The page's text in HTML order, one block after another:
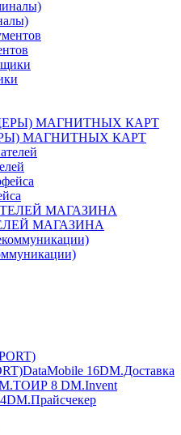
МАГНИТНЫХ КАРТ
МАГАЗИНА
DataMobile 16DM.Доставка
8 DM.Invent
4DM.Прайсчекер